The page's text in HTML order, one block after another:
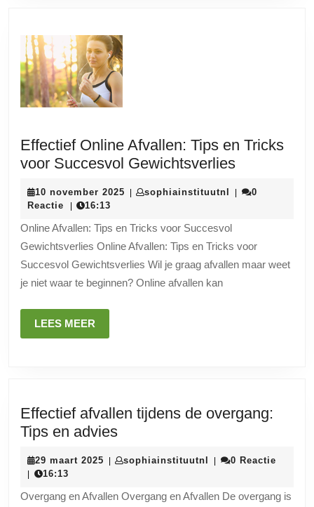
Effectief Online Afvallen: Tips en Tricks
voor Succesvol GewichtsverliesEffectief
Afvallen:
Tricks
voor
10 november 2025 10
sophiainstituutnl
0
Reactie
16:13
Online Afvallen: Tips en Tricks voor Succesvol
Gewichtsverlies Online Afvallen: Tips en Tricks voor
Succesvol Gewichtsverlies Wil je graag afvallen maar weet
je niet waar te beginnen? Online afvallen kan
LEES MEER
MEER
Effectief afvallen tijdens de overgang:
Tips en adviesEffectief
tijdens
29 maart 2025 29
sophiainstituutnl sophiainstituutnl
0 Reactie
16:13
Overgang en Afvallen Overgang en Afvallen De overgang is